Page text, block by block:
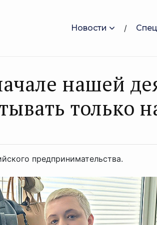
Новости
нашей
только
предпринимательства.